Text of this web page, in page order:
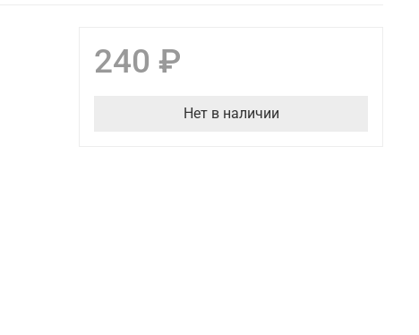
240 ₽
Нет в наличии